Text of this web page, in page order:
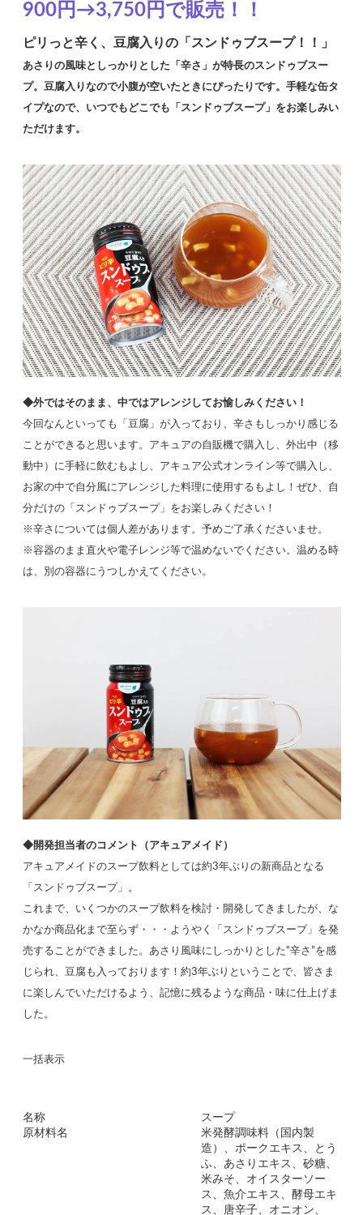
900円→3,750円で販売！！
ピリっと辛く、豆腐入りの「スンドゥブスープ！！」
あさりの風味としっかりとした「辛さ」が特長のスンドゥブスー
プ。豆腐入りなので小腹が空いたときにぴったりです。手軽な缶タ
イプなので、いつでもどこでも「スンドゥブスープ」をお楽しみい
ただけます。
◆外ではそのまま、中ではアレンジしてお愉しみください！
今回なんといっても「豆腐」が入っており、辛さもしっかり感じる
ことができると思います。アキュアの自販機で購入し、外出中（移
動中）に手軽に飲むもよし、アキュア公式オンライン等で購入し、
お家の中で自分風にアレンジした料理に使用するもよし！ぜひ、自
分だけの「スンドゥブスープ」をお楽しみください！
※辛さについては個人差があります。予めご了承くださいませ。
※容器のまま直火や電子レンジ等で温めないでください。温める時
は、別の容器にうつしかえてください。
◆開発担当者のコメント（アキュアメイド）
アキュアメイドのスープ飲料としては約3年ぶりの新商品となる
「スンドゥブスープ」。
これまで、いくつかのスープ飲料を検討・開発してきましたが、な
かなか商品化まで至らず・・・ようやく「スンドゥブスープ」を発
売することができました。あさり風味にしっかりとした“辛さ”を感
じられ、豆腐も入っております！約3年ぶりということで、皆さま
に楽しんでいただけるよう、記憶に残るような商品・味に仕上げま
した。
一括表示
名称
スープ
原材料名
米発酵調味料（国内製
造）、ポークエキス、とう
ふ、あさりエキス、砂糖、
米みそ、オイスターソー
ス、魚介エキス、酵母エキ
ス、唐辛子、オニオン、